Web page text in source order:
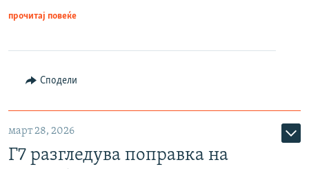
прочитај повеќе
Сподели
март 28, 2026
Г7 разгледува поправка на